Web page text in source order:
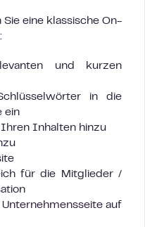
eine klassische On-
und kurzen
in die
ein
Ihren Inhalten hinzu
für die Mitglieder /
auf